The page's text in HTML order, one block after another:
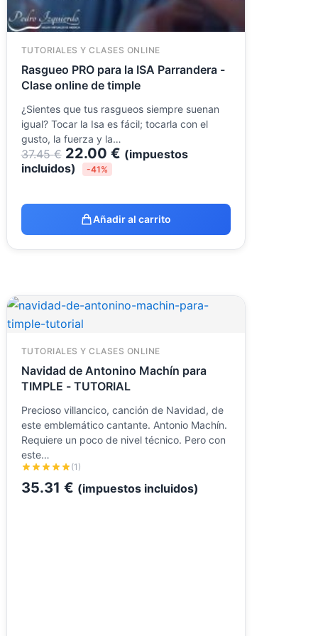
TUTORIALES Y CLASES ONLINE
Rasgueo PRO para la ISA Parrandera -
Clase online de timple
¿Sientes que tus rasgueos siempre suenan
igual? Tocar la Isa es fácil; tocarla con el
gusto, la fuerza y la…
37.45€ 22.00 € (impuestos
incluidos)
-41%
Añadir al carrito
TUTORIALES Y CLASES ONLINE
Navidad de Antonino Machín para
TIMPLE - TUTORIAL
Precioso villancico, canción de Navidad, de
este emblemático cantante. Antonio Machín.
Requiere un poco de nivel técnico. Pero con
este…
(1)
35.31 € (impuestos incluidos)